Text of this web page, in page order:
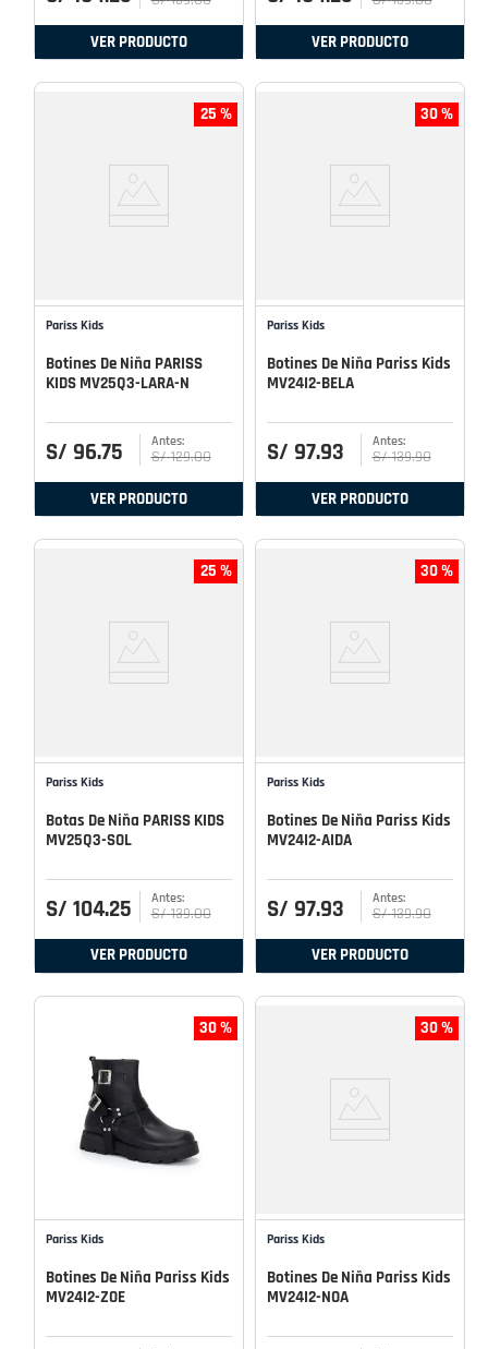
VER PRODUCTO VER PRODUCTO
25 %
Pariss Kids
Botines De Niña PARISS
KIDS MV25Q3-LARA-N
S/ 96.75 S/ 129.00
VER PRODUCTO
30 %
Pariss Kids
Botines De Niña Pariss Kids
MV24I2-BELA
S/ 97.93 S/ 139.90
VER PRODUCTO
25 %
Pariss Kids
Botas De Niña PARISS KIDS
MV25Q3-SOL
S/ 104.25 S/ 139.00
VER PRODUCTO
30 %
Pariss Kids
Botines De Niña Pariss Kids
MV24I2-AIDA
S/ 97.93 S/ 139.90
VER PRODUCTO
30 %
Pariss Kids
Botines De Niña Pariss Kids
MV24I2-ZOE
30 %
Pariss Kids
Botines De Niña Pariss Kids
MV24I2-NOA